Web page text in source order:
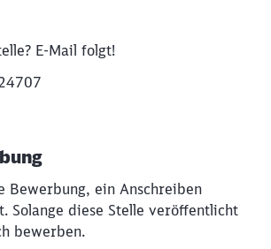
E‑Mail folgt!
Bewerbung, ein Anschreiben
Solange diese Stelle veröffentlicht
bewerben.